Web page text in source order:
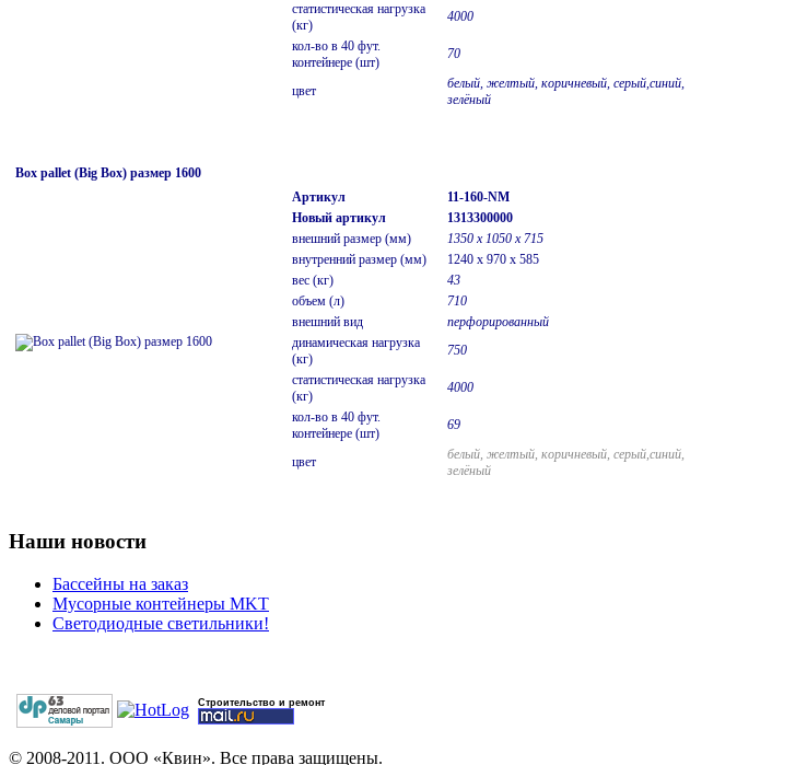
статистическая нагрузка
(кг)
4000
кол-во в 40 фут.
контейнере (шт)
70
цвет
белый, желтый, коричневый, серый,синий,
зелёный
Box pallet (Big Box) размер 1600
Артикул
11-160-NM
Новый артикул
1313300000
внешний размер (мм)
1350 x 1050 x 715
внутренний размер (мм)
1240 x 970 x 585
вес (кг)
43
объем (л)
710
внешний вид
перфорированный
динамическая нагрузка
(кг)
750
статистическая нагрузка
(кг)
4000
кол-во в 40 фут.
контейнере (шт)
69
цвет
белый, желтый, коричневый, серый,синий,
зелёный
Наши новости
Бассейны на заказ
Мусорные контейнеры MKT
Светодиодные светильники!
Строительство и ремонт
© 2008-2011. ООО «Квин». Все права защищены.